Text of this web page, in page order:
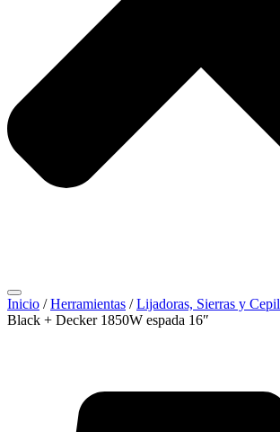
Inicio /Herramientas /Lijadoras, Sierras y
Black + Decker 1850W espada 16″